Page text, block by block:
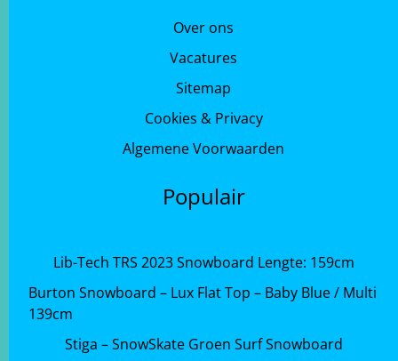
Over ons
Vacatures
Sitemap
Cookies & Privacy
Algemene Voorwaarden
Populair
Lib-Tech TRS 2023 Snowboard Lengte: 159cm
Burton Snowboard – Lux Flat Top – Baby Blue / Multi
139cm
Stiga – SnowSkate Groen Surf Snowboard